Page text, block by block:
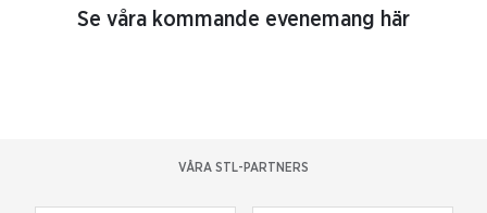
Se våra kommande evenemang här
VÅRA STL-PARTNERS